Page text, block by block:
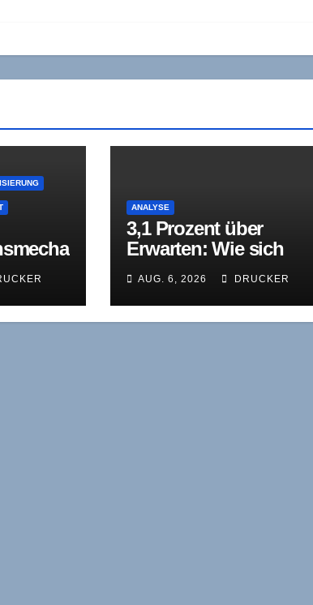
ANALYSE
3,1 Prozent über
Erwarten: Wie sich
Juni wiederholt
AUG. 6, 2026 DRUCKER